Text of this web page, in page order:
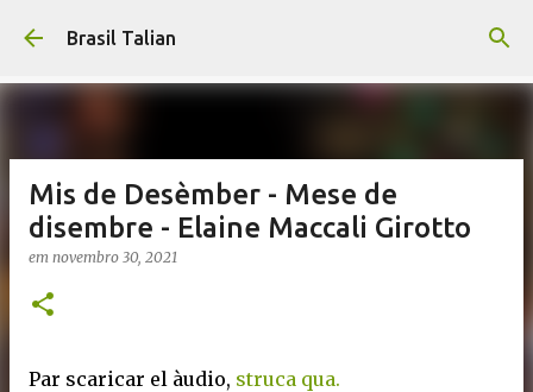
Pular para o conteúdo principal
Brasil Talian
Mis de Desèmber - Mese de
disembre - Elaine Maccali Girotto
em novembro 30, 2021
Par scaricar el àudio, struca qua.